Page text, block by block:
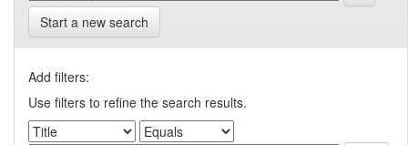
Start a new search
Add filters:
Use filters to refine the search results.